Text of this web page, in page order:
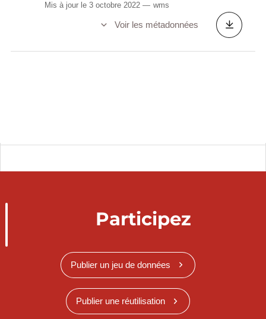
Mis à jour le 3 octobre 2022 wms
Voir les métadonnées
Participez
Publier un jeu de données
Publier une réutilisation